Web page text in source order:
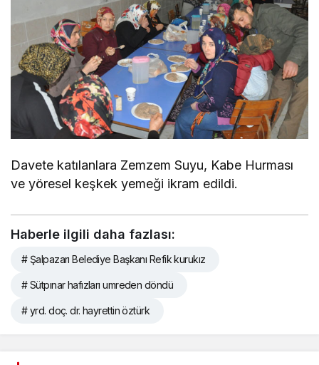
Davete katılanlara Zemzem Suyu, Kabe Hurması
ve yöresel keşkek yemeği ikram edildi.
Haberle ilgili daha fazlası:
# Şalpazarı Belediye Başkanı Refik kurukız
# Sütpınar hafızları umreden döndü
# yrd. doç. dr. hayrettin öztürk